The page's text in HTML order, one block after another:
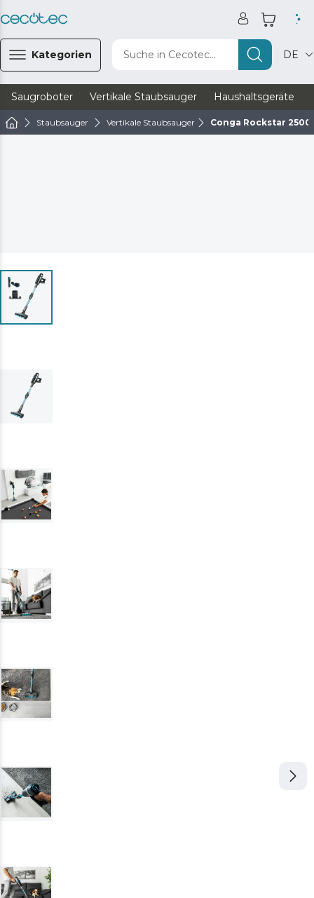
Kategorien Suche in Cecotec... DE
Saugroboter Vertikale Staubsauger Haushaltsgeräte
Staubsauger Vertikale Staubsauger Conga Rockstar